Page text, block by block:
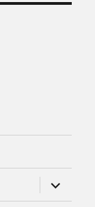
öffnen